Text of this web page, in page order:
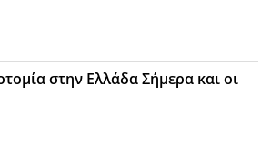
στην Ελλάδα Σήμερα και οι